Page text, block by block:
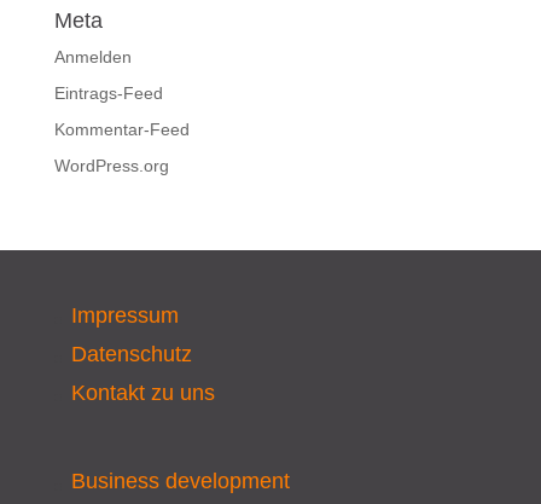
Meta
Anmelden
Eintrags-Feed
Kommentar-Feed
WordPress.org
Impressum
Datenschutz
Kontakt zu uns
Business development